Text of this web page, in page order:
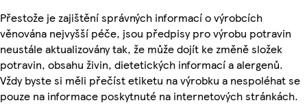
Přestože je zajištění správných informací o výrobcích
věnována nejvyšší péče, jsou předpisy pro výrobu potravin
neustále aktualizovány tak, že může dojít ke změně složek
potravin, obsahu živin, dietetických informací a alergenů.
Vždy byste si měli přečíst etiketu na výrobku a nespoléhat se
pouze na informace poskytnuté na internetových stránkách.